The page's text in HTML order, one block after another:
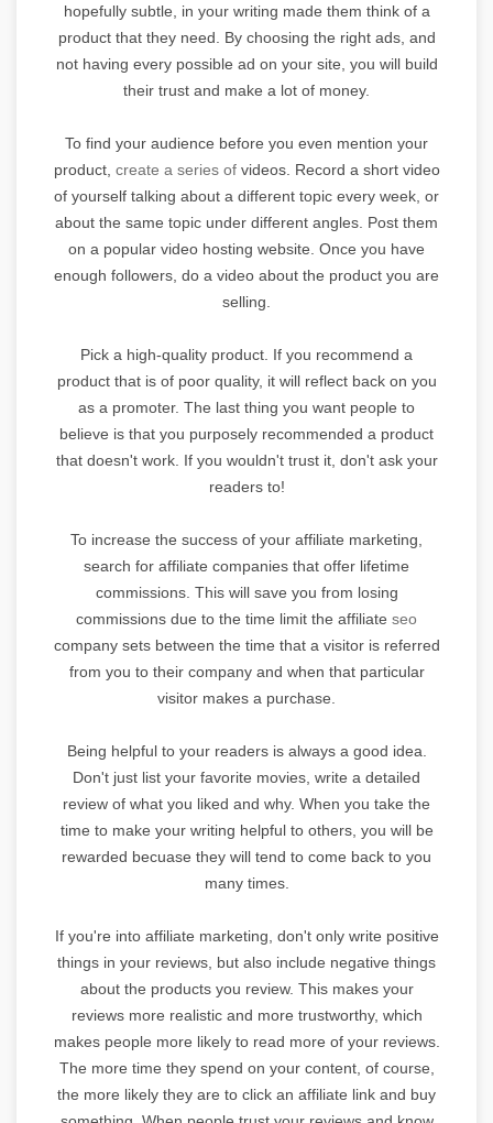
hopefully subtle, in your writing made them think of a
product that they need. By choosing the right ads, and
not having every possible ad on your site, you will build
their trust and make a lot of money.
To find your audience before you even mention your
product, create a series ofvideos. Record a short video
of yourself talking about a different topic every week, or
about the same topic under different angles. Post them
on a popular video hosting website. Once you have
enough followers, do a video about the product you are
selling.
Pick a high-quality product. If you recommend a
product that is of poor quality, it will reflect back on you
as a promoter. The last thing you want people to
believe is that you purposely recommended a product
that doesn't work. If you wouldn't trust it, don't ask your
readers to!
To increase the success of your affiliate marketing,
search for affiliate companies that offer lifetime
commissions. This will save you from losing
commissions due to the time limit the affiliate seo
company sets between the time that a visitor is referred
from you to their company and when that particular
visitor makes a purchase.
Being helpful to your readers is always a good idea.
Don't just list your favorite movies, write a detailed
review of what you liked and why. When you take the
time to make your writing helpful to others, you will be
rewarded becuase they will tend to come back to you
many times.
If you're into affiliate marketing, don't only write positive
things in your reviews, but also include negative things
about the products you review. This makes your
reviews more realistic and more trustworthy, which
makes people more likely to read more of your reviews.
The more time they spend on your content, of course,
the more likely they are to click an affiliate link and buy